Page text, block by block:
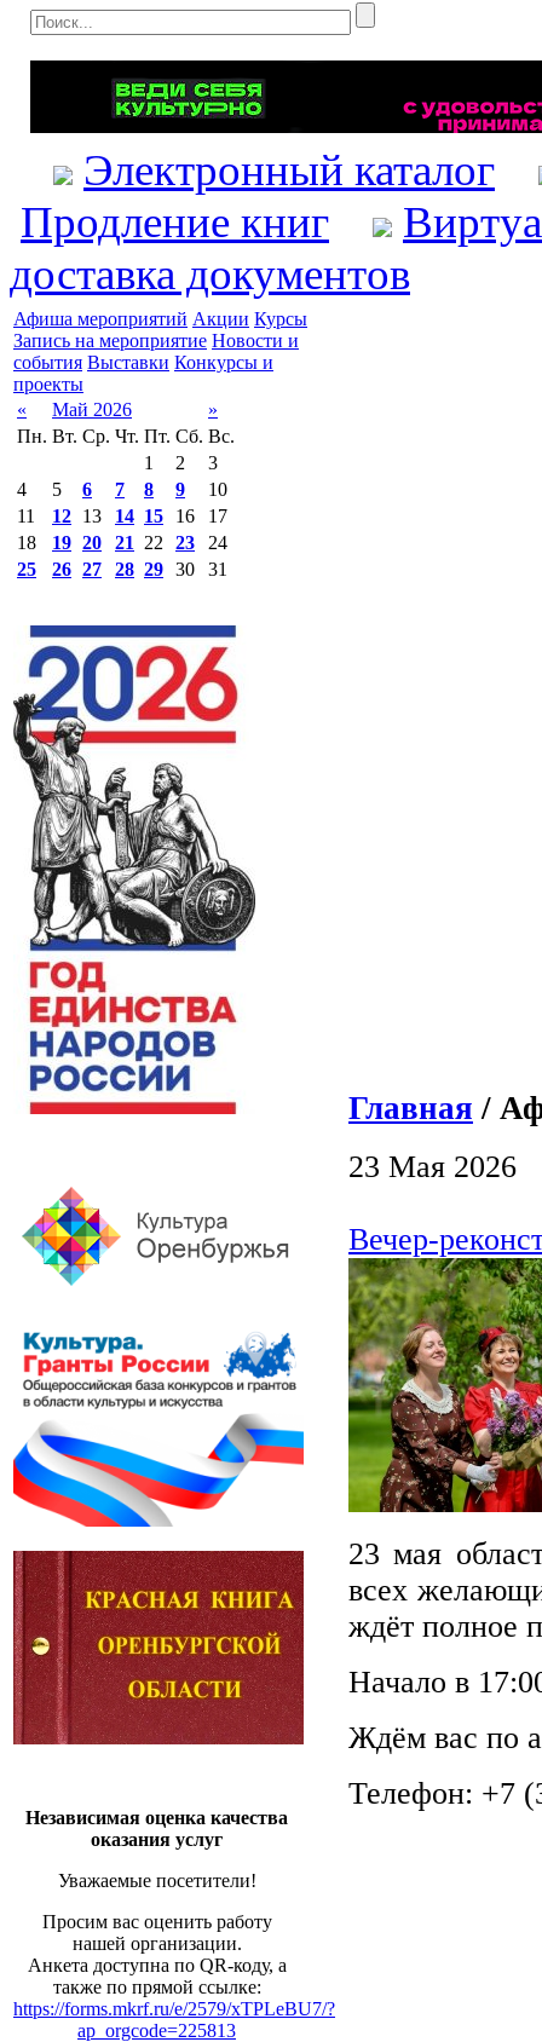
Электронный каталог
Продление книг
доставка документов
Афиша мероприятий Акции Курсы
Запись на мероприятие Новости и
события Выставки Конкурсы и
проекты
«
Май 2026
»
Пн. Вт. Ср. Чт. Пт. Сб. Вс.
1
2
3
4
5 6 7 8 9
10
11
12 13 14 15 16
17
18
19 20 21 22 23
24
25
26 27 28 29 30 31
Независимая оценка качества
оказания услуг
Уважаемые посетители!
Просим вас оценить работу
нашей организации.
Анкета доступна по QR-коду, а
также по прямой ссылке:
https://forms.mkrf.ru/e/2579/xTPLeBU7/?
ap_orgcode=225813
Главная /
23 Мая 2026
Вечер-
23 мая
всех
ждёт полное
Начало в
Ждём вас по
Телефон: +7